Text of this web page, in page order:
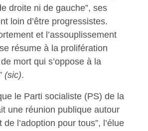
droite ni de gauche”, ses
loin d’être progressistes.
et l’assouplissement
résume à la prolifération
de mort qui s’oppose à la
(sic).
le Parti socialiste (PS) de la
une réunion publique autour
de l’adoption pour tous”, l’élue